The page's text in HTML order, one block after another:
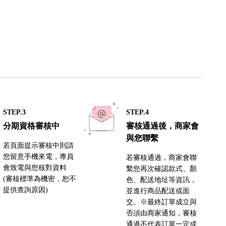
STEP.3
分期資格審核中
若頁面提示審核中則請
您留意手機來電，專員
會致電與您核對資料
(審核標準為機密，恕不
提供查詢原因)
STEP.4
審核通過後，商家會
與您聯繫
若審核通過，商家會聯
繫您再次確認款式、顏
色、配送地址等資訊，
並進行商品配送或面
交。※最終訂單成立與
否須由商家通知，審核
通過不代表訂單一定成